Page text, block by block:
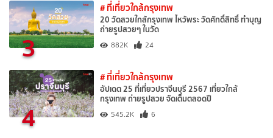
3
# ที่เที่ยวใกล้กรุงเทพ
20 วัดสวยใกล้กรุงเทพ ไหว้พระ วัดศักดิ์สิทธิ์ ทำบุญ
ถ่ายรูปสวยๆ ในวัด
882K 24
4
# ที่เที่ยวใกล้กรุงเทพ
อัปเดต 25 ที่เที่ยวปราจีนบุรี 2567 เที่ยวใกล้
กรุงเทพ ถ่ายรูปสวย จัดเต็มตลอดปี
545.2K 6